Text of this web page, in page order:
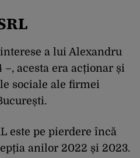
a lui Alexandru
acesta era acționar și
sociale ale firmei
este pe pierdere încă
anilor 2022 și 2023.